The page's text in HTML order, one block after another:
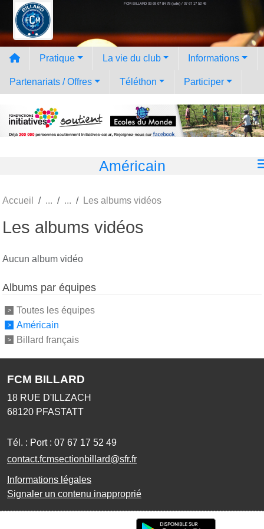
FCM BILLARD 03 69 07 84 78 (salle) / 07 67 17 52 49
Pratique La vie du club Informations
Partenariats / Offres Téléthon Participer
Américain
Accueil Les albums vidéos
Les albums vidéos
Aucun album vidéo
Albums par équipes
Toutes les équipes
Américain
Billard français
FCM BILLARD
18 RUE D'ILLZACH
68120 PFASTATT
Tél. : Port : 07 67 17 52 49
contact.fcmsectionbillard@sfr.fr
Informations légales
Signaler un contenu inapproprié
Panneau de gestion des cookies